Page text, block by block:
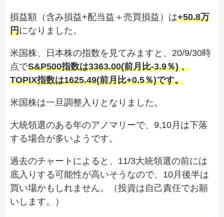
損益額（含み損益+配当益＋売買損益）は+50.8万
円になりました。
米国株、日本株の指数を見てみますと、20/9/30時
点でS&P500指数は3363.00(前月比-3.9％) 、
TOPIX指数は1625.49(前月比+0.5％)です。
米国株は一旦調整入りとなりました。
大統領選のある年のアノマリーで、9,10月は下落
する場合が多いようです。
過去のチャートによると、11/3大統領選の前には
底入りする可能性が高いそうなので、10月後半は
買い場かもしれません。（投資は自己責任でお願
いします。）